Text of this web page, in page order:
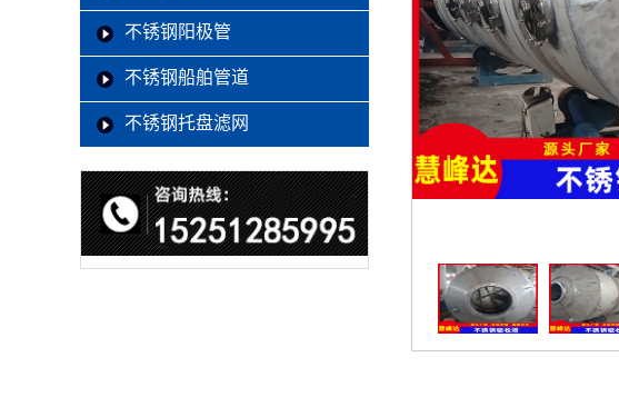
不锈钢阳极管
不锈钢船舶管道
不锈钢托盘滤网